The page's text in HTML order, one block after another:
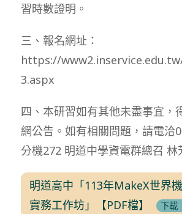
習時數證明。
三、報名網址：
https://
3.aspx
四、本研習如有其他未盡事宜，
網公告。如有相關問題，請電洽
分機272 明道中學資電群總召 林
明道高中「113年MakeX世界
實務工作坊」【PDF檔】
下載